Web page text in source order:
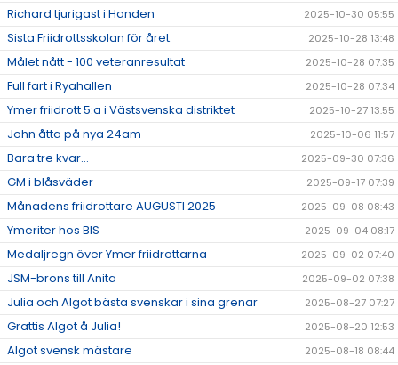
Richard tjurigast i Handen 2025-10-30 05:55
Sista Friidrottsskolan för året. 2025-10-28 13:48
Målet nått - 100 veteranresultat 2025-10-28 07:35
Full fart i Ryahallen 2025-10-28 07:34
Ymer friidrott 5:a i Västsvenska distriktet 2025-10-27 13:55
John åtta på nya 24am 2025-10-06 11:57
Bara tre kvar... 2025-09-30 07:36
GM i blåsväder 2025-09-17 07:39
Månadens friidrottare AUGUSTI 2025 2025-09-08 08:43
Ymeriter hos BIS 2025-09-04 08:17
Medaljregn över Ymer friidrottarna 2025-09-02 07:40
JSM-brons till Anita 2025-09-02 07:38
Julia och Algot bästa svenskar i sina grenar 2025-08-27 07:27
Grattis Algot å Julia! 2025-08-20 12:53
Algot svensk mästare 2025-08-18 08:44